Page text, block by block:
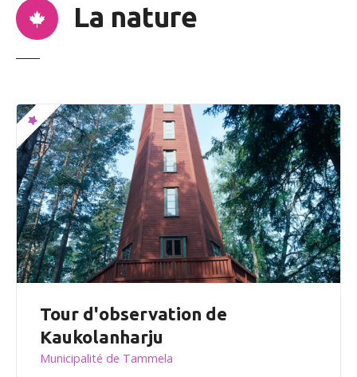
La nature
Tour d'observation de
Kaukolanharju
Municipalité de Tammela